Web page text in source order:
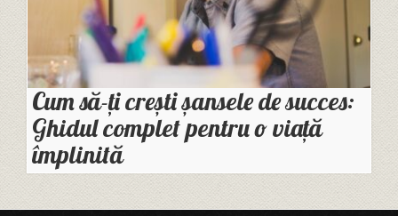
Cum să-ți crești șansele de succes:
Ghidul complet pentru o viață
împlinită